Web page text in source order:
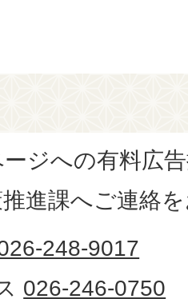
ジへの有料広
進課へご連絡
248-9017
026-246-0750